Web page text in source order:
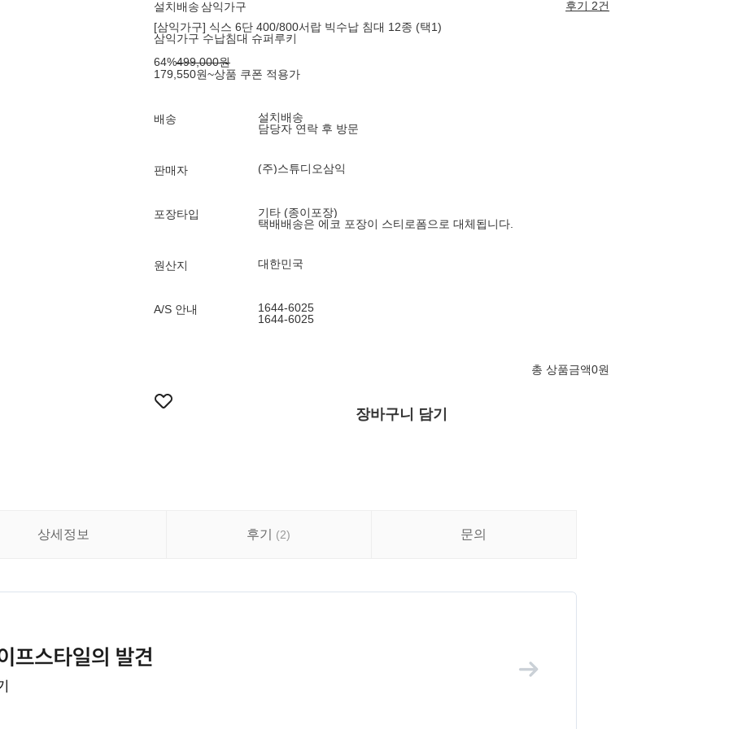
설치배송삼익가구
후기 2건
[삼익가구] 식스 6단 400/800서랍 빅수납 침대 12종 (택1)
삼익가구 수납침대 슈퍼루키
64%499,000원
179,550원~상품 쿠폰 적용가
배송
설치배송
담당자 연락 후 방문
판매자 (주)스튜디오삼익
포장타입
기타 (종이포장)
택배배송은 에코 포장이 스티로폼으로 대체됩니다.
원산지 대한민국
A/S 안내
1644-6025
1644-6025
총 상품금액0원
장바구니 담기
상세정보 후기 (2) 문의